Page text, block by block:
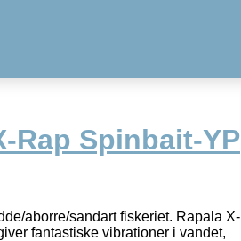
Rap Spinbait-YP
aborre/sandart fiskeriet. Rapala X-
fantastiske vibrationer i vandet,